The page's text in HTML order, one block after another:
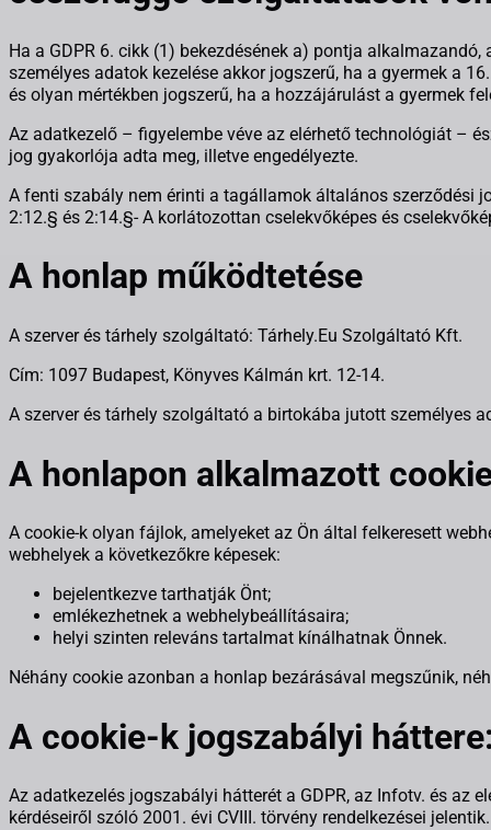
Ha a GDPR 6. cikk (1) bekezdésének a) pontja
személyes adatok kezelése akkor jogszerű, ha a gyermek a
és olyan mértékben jogszerű, ha a hozzájárulást a gyermek
Az adatkezelő – figyelembe véve az elérhető technológiát –
jog gyakorlója adta meg, illetve engedélyezte.
A fenti szabály nem érinti a tagállamok általános szerződési
2:12.§ és 2:14.§- A korlátozottan cselekvőképes és
A honlap működtetése
A szerver és tárhely szolgáltató: Tárhely.Eu Szolgáltató Kft.
Cím: 1097 Budapest, Könyves Kálmán krt. 12-14.
A szerver és tárhely szolgáltató a birtokába jutott személyes
A honlapon alkalmazott
A cookie-k olyan fájlok, amelyeket az Ön által felkeresett
webhelyek a következőkre képesek:
bejelentkezve tarthatják Önt;
emlékezhetnek a webhelybeállításaira;
helyi szinten releváns tartalmat kínálhatnak Önnek.
Néhány cookie azonban a honlap bezárásával megszűnik,
A cookie-k jogszabályi
Az adatkezelés jogszabályi hátterét a GDPR, az Infotv. és
kérdéseiről szóló 2001. évi CVIII. törvény rendelkezései jelentik.